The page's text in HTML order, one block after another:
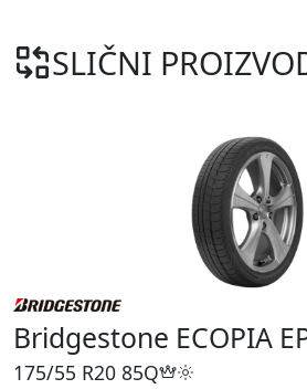
SLIČNI
Bridgestone ECOPIA
175/55 R20 85Q